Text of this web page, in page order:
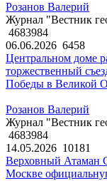
Розанов Валерий
Журнал "Вестник
4683984
06.06.2026 6458
Центральном доме
торжественный
Победы в Великой
Розанов Валерий
Журнал "Вестник
4683984
14.05.2026 10181
Верховный Атаман
Москве